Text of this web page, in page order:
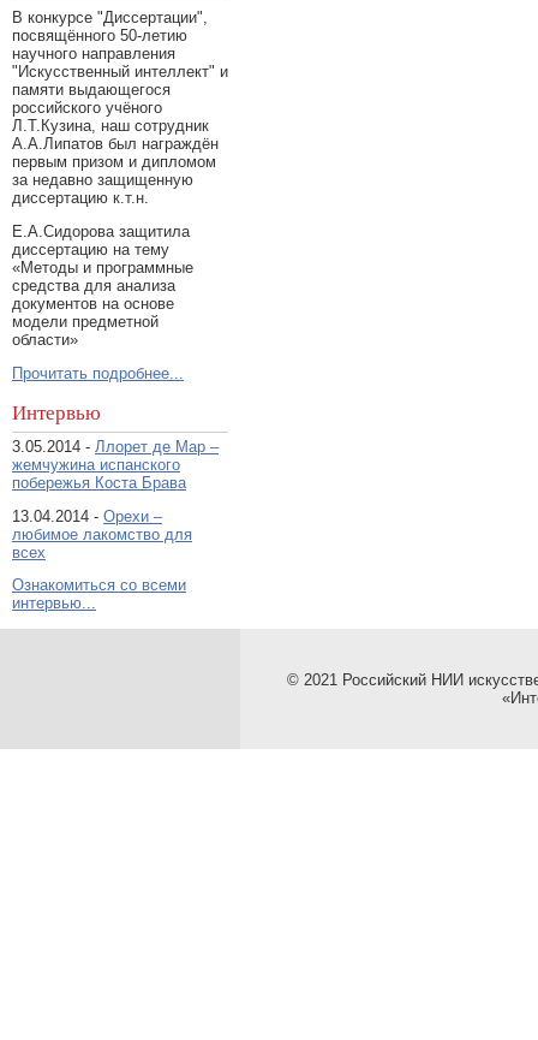
В конкурсе "Диссертации",
посвящённого 50-летию
научного направления
"Искусственный интеллект" и
памяти выдающегося
российского учёного
Л.Т.Кузина, наш сотрудник
А.А.Липатов был награждён
первым призом и дипломом
за недавно защищенную
диссертацию к.т.н.
Е.А.Сидорова защитила
диссертацию на тему
«Методы и программные
средства для анализа
документов на основе
модели предметной
области»
Прочитать подробнее...
Интервью
3.05.2014 - Ллорет де Мар –
жемчужина испанского
побережья Коста Брава
13.04.2014 - Орехи –
любимое лакомство для
всех
Ознакомиться со всеми
интервью...
© 2021 Российский НИИ